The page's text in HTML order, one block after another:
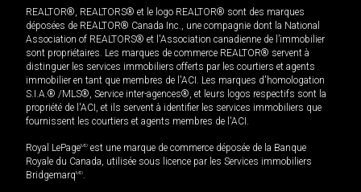
REALTOR®, REALTORS® et le logo REALTOR® sont des marques
déposées de REALTOR® Canada Inc., une compagnie dont la National
Association of REALTORS® et l'Association canadienne de l’immobilier
sont propriétaires. Les marques de commerce REALTOR® servent à
distinguer les services immobiliers offerts par les courtiers et agents
immobilier en tant que membres de l'ACI. Les marques d'homologation
S.I.A.® /MLS®, Service inter-agences®, et leurs logos respectifs sont la
propriété de l'ACI, et ils servent à identifier les services immobiliers que
fournissent les courtiers et agents membres de l'ACI.
Royal LePageMD est une marque de commerce déposée de la Banque
Royale du Canada, utilisée sous licence par les Services immobiliers
BridgemarqMD.